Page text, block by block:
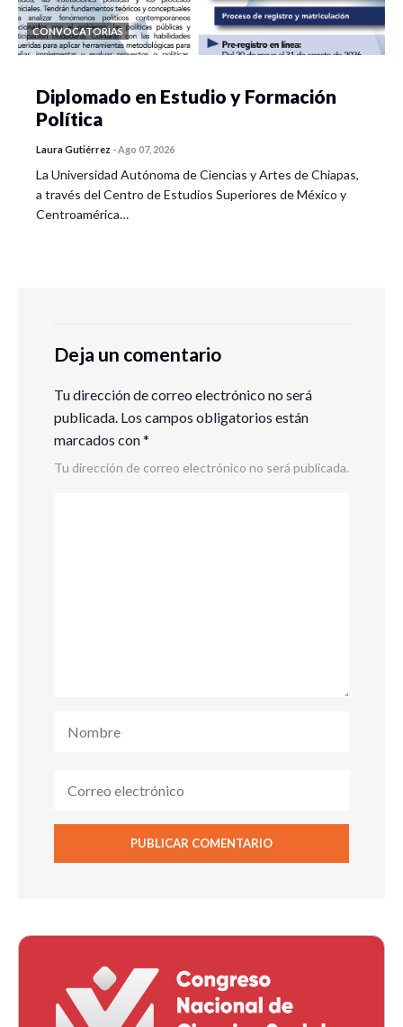
CONVOCATORIAS
Diplomado en Estudio y Formación
Política
Laura Gutiérrez -Ago 07, 2026
La Universidad Autónoma de Ciencias y Artes de Chiapas,
a través del Centro de Estudios Superiores de México y
Centroamérica…
Deja un comentario
Tu dirección de correo electrónico no será
publicada. Los campos obligatorios están
marcados con*
Tu dirección de correo electrónico no será publicada.